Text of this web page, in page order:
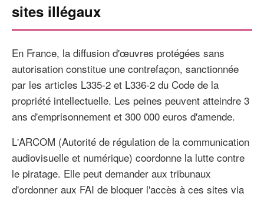
sites illégaux
En France, la diffusion d'œuvres protégées sans
autorisation constitue une contrefaçon, sanctionnée
par les articles L335-2 et L336-2 du Code de la
propriété intellectuelle. Les peines peuvent atteindre 3
ans d'emprisonnement et 300 000 euros d'amende.
L'ARCOM (Autorité de régulation de la communication
audiovisuelle et numérique) coordonne la lutte contre
le piratage. Elle peut demander aux tribunaux
d'ordonner aux FAI de bloquer l'accès à ces sites via